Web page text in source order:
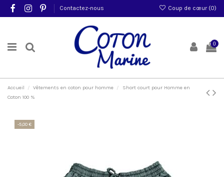
Contactez-nous Coup de cœur (0)
0
Accueil Vêtements en coton pour homme
Short court pour Homme en
Coton 100 %
-5,00 €